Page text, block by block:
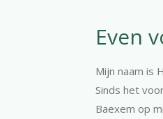
Even
Mijn naam is
Sinds het
Baexem op